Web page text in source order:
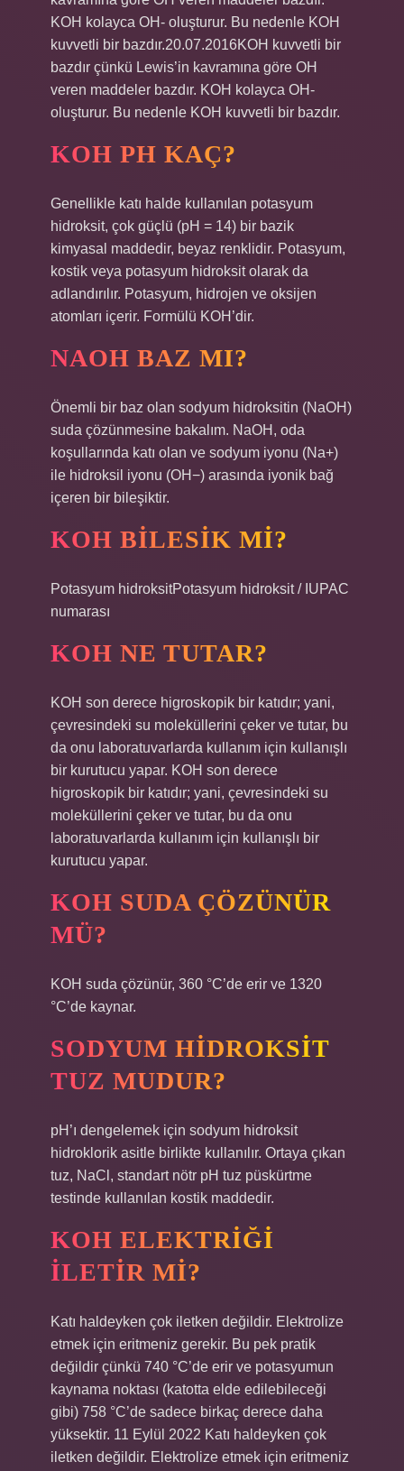
KOH kolayca OH- oluşturur. Bu nedenle KOH
kuvvetli bir bazdır.20.07.2016KOH kuvvetli bir
bazdır çünkü Lewis’in kavramına göre OH
veren maddeler bazdır. KOH kolayca OH-
oluşturur. Bu nedenle KOH kuvvetli bir bazdır.
KOH PH KAÇ?
Genellikle katı halde kullanılan potasyum
hidroksit, çok güçlü (pH = 14) bir bazik
kimyasal maddedir, beyaz renklidir. Potasyum,
kostik veya potasyum hidroksit olarak da
adlandırılır. Potasyum, hidrojen ve oksijen
atomları içerir. Formülü KOH’dir.
NAOH BAZ MI?
Önemli bir baz olan sodyum hidroksitin (NaOH)
suda çözünmesine bakalım. NaOH, oda
koşullarında katı olan ve sodyum iyonu (Na+)
ile hidroksil iyonu (OH−) arasında iyonik bağ
içeren bir bileşiktir.
KOH BILESIK MI?
Potasyum hidroksitPotasyum hidroksit / IUPAC
numarası
KOH NE TUTAR?
KOH son derece higroskopik bir katıdır; yani,
çevresindeki su moleküllerini çeker ve tutar, bu
da onu laboratuvarlarda kullanım için kullanışlı
bir kurutucu yapar. KOH son derece
higroskopik bir katıdır; yani, çevresindeki su
moleküllerini çeker ve tutar, bu da onu
laboratuvarlarda kullanım için kullanışlı bir
kurutucu yapar.
KOH SUDA ÇÖZÜNÜR
MÜ?
KOH suda çözünür, 360 °C’de erir ve 1320
°C’de kaynar.
SODYUM HIDROKSIT
TUZ MUDUR?
pH’ı dengelemek için sodyum hidroksit
hidroklorik asitle birlikte kullanılır. Ortaya çıkan
tuz, NaCl, standart nötr pH tuz püskürtme
testinde kullanılan kostik maddedir.
KOH ELEKTRIĞI
ILETIR MI?
Katı haldeyken çok iletken değildir. Elektrolize
etmek için eritmeniz gerekir. Bu pek pratik
değildir çünkü 740 °C’de erir ve potasyumun
kaynama noktası (katotta elde edilebileceği
gibi) 758 °C’de sadece birkaç derece daha
yüksektir. 11 Eylül 2022 Katı haldeyken çok
iletken değildir. Elektrolize etmek için eritmeniz